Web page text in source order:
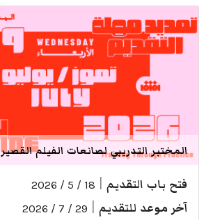
المختبر التدريبي لصانعات الفيلم القصير
فتح باب التقديم 18 / 5 / 2026
آخر موعد للتقديم 29 / 7 / 2026